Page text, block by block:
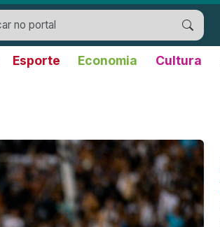
Esporte Economia Cultura